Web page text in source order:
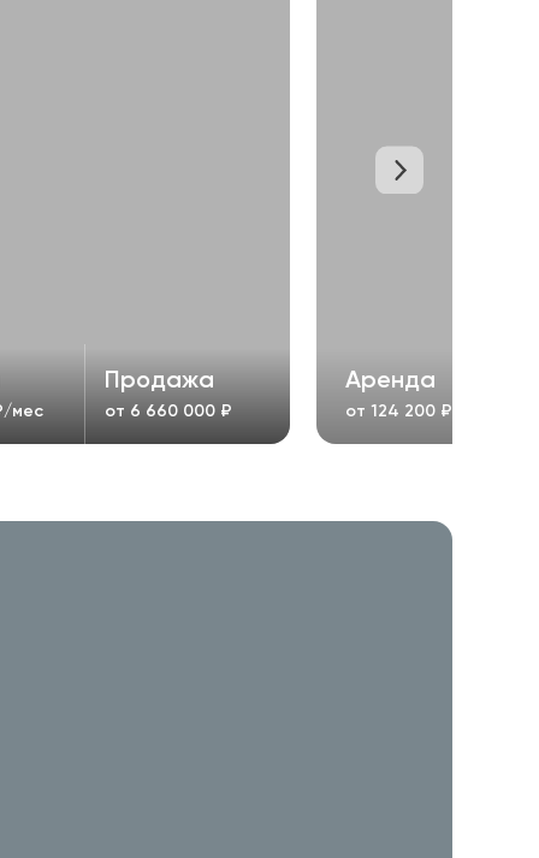
мес
Продажа
от 6 660 000₽
Аренда
от124 200 ₽/мес